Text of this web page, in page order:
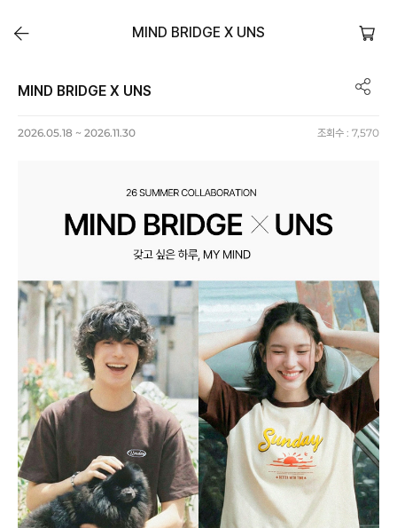
MIND BRIDGE X UNS
MIND BRIDGE X UNS
2026.05.18 ~ 2026.11.30 조회수 : 7,570